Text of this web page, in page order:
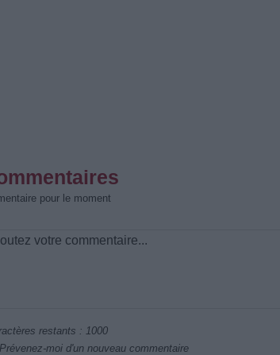
pour le moment
restants : 1000
Prévenez-moi d'un nouveau commentaire